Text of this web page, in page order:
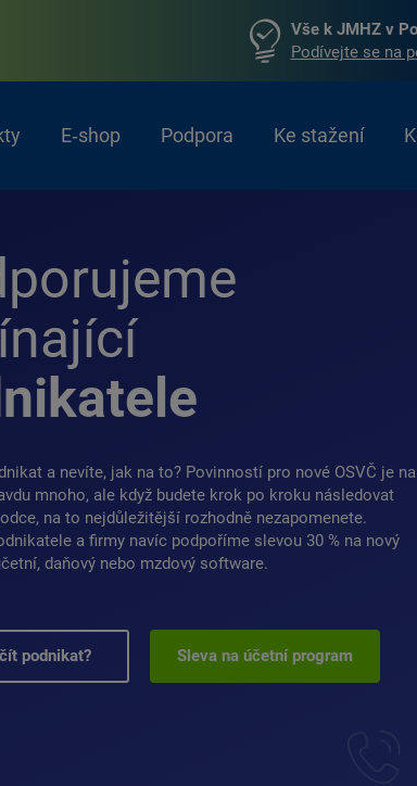
Vše k JMHZ v
Podívejte se na
E‑shop Podpora Ke stažení
a nevíte, jak na to? Povinností pro nové OSVČ je na
mnoho, ale když budete krok po kroku následovat
na to nejdůležitější rozhodně nezapomenete.
a firmy navíc podpoříme slevou 30 % na nový
daňový nebo mzdový software.
podnikat? Sleva na účetní program